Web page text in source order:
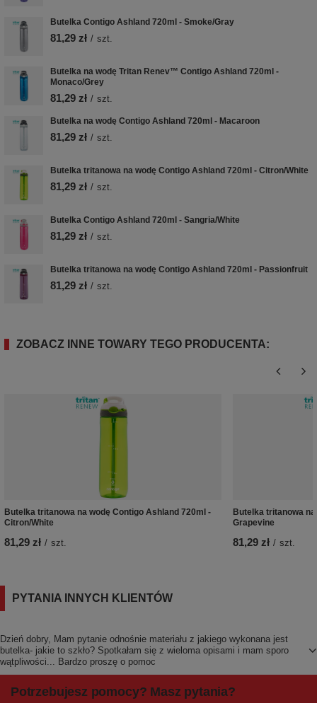
Butelka Contigo Ashland 720ml - Smoke/Gray
81,29 zł / szt.
Butelka na wodę Tritan Renev™ Contigo Ashland 720ml -
Monaco/Grey
81,29 zł / szt.
Butelka na wodę Contigo Ashland 720ml - Macaroon
81,29 zł / szt.
Butelka tritanowa na wodę Contigo Ashland 720ml - Citron/White
81,29 zł / szt.
Butelka Contigo Ashland 720ml - Sangria/White
81,29 zł / szt.
Butelka tritanowa na wodę Contigo Ashland 720ml - Passionfruit
81,29 zł / szt.
ZOBACZ INNE TOWARY TEGO PRODUCENTA:
Butelka tritanowa na wodę Contigo Ashland 720ml -
Citron/White
81,29 zł / szt.
Butelka tritanowa
Grapevine
81,29 zł / szt.
PYTANIA INNYCH KLIENTÓW
Dzień dobry, Mam pytanie odnośnie materiału z jakiego wykonana jest
butelka- jakie to szkło? Spotkałam się z wieloma opisami i mam sporo
wątpliwości... Bardzo proszę o pomoc
Potrzebujesz pomocy? Masz pytania?